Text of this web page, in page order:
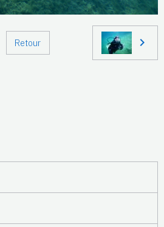
Retour